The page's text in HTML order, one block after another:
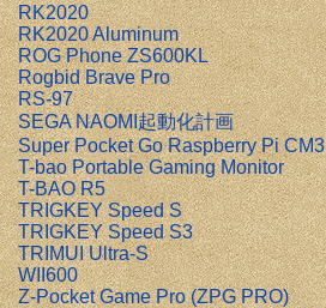
RK2020
RK2020 Aluminum
ROG Phone ZS600KL
Rogbid Brave Pro
RS-97
SEGA NAOMI起動化計画
Super Pocket Go Raspberry Pi CM3
T-bao Portable Gaming Monitor
T-BAO R5
TRIGKEY Speed S
TRIGKEY Speed S3
TRIMUI Ultra-S
WII600
Z-Pocket Game Pro (ZPG PRO)